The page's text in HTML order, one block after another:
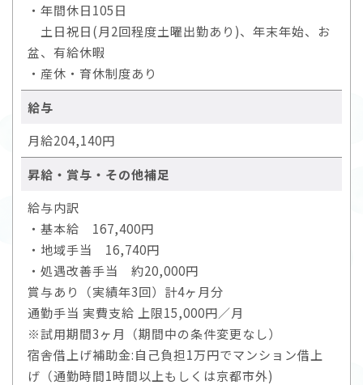
・年間休日105日
土日祝日(月2回程度土曜出勤あり)、年末年始、お
盆、有給休暇
・産休・育休制度あり
給与
月給204,140円
昇給・賞与・その他補足
給与内訳
・基本給 167,400円
・地域手当 16,740円
・処遇改善手当 約20,000円
賞与あり（実績年3回）計4ヶ月分
通勤手当 実費支給 上限15,000円／月
※試用期間3ヶ月（期間中の条件変更なし）
宿舎借上げ補助金:自己負担1万円でマンション借上
げ（通勤時間1時間以上もしくは京都市外)